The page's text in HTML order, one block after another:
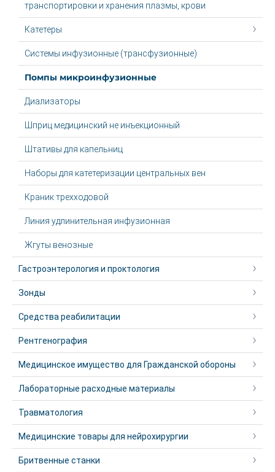
транспортировки и хранения плазмы, крови
Катетеры
Системы инфузионные (трансфузионные)
Помпы микроинфузионные
Диализаторы
Шприц медицинский не инъекционный
Штативы для капельниц
Наборы для катетеризации центральных вен
Краник трехходовой
Линия удлинительная инфузионная
Жгуты венозные
Гастроэнтерология и проктология
Зонды
Средства реабилитации
Рентгенография
Медицинское имущество для Гражданской обороны
Лабораторные расходные материалы
Травматология
Медицинские товары для нейрохирургии
Бритвенные станки